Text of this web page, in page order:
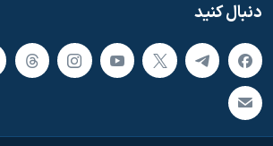
دنبال کنید